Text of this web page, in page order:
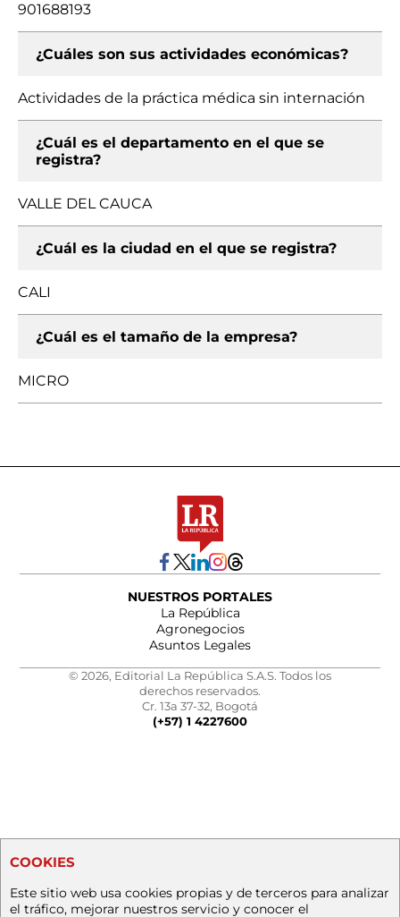
901688193
¿Cuáles son sus actividades económicas?
Actividades de la práctica médica sin internación
¿Cuál es el departamento en el que se
registra?
VALLE DEL CAUCA
¿Cuál es la ciudad en el que se registra?
CALI
¿Cuál es el tamaño de la empresa?
MICRO
NUESTROS PORTALES
La República
Agronegocios
Asuntos Legales
© 2026, Editorial La República S.A.S. Todos los
derechos reservados.
Cr. 13a 37-32, Bogotá
(+57) 1 4227600
COOKIES
Este sitio web usa cookies propias y de terceros para analizar
el tráfico, mejorar nuestros servicio y conocer el